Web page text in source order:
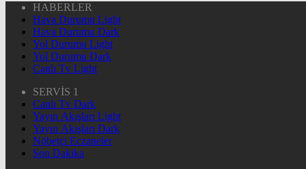
HABERLER
Hava Durumu Light
Hava Durumu Dark
Yol Durumu Light
Yol Durumu Dark
Canlı Tv Light
SERVİS 1
Canlı Tv Dark
Yayın Akışları Light
Yayın Akışları Dark
Nöbetçi Eczaneler
Son Dakika